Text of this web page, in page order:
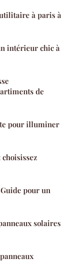
à paris à
intérieur chic à
de
pour illuminer
pour un
solaires